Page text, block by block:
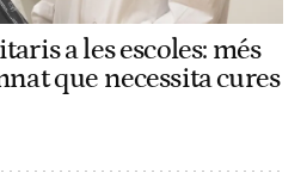
a les escoles: més
que necessita cures